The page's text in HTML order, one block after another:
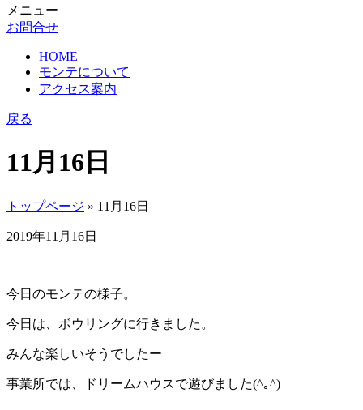
メニュー
お問合せ
HOME
モンテについて
アクセス案内
戻る
11月16日
トップページ » 11月16日
2019年11月16日
今日のモンテの様子。
今日は、ボウリングに行きました。
みんな楽しいそうでしたー
事業所では、ドリームハウスで遊びました(^｡^)